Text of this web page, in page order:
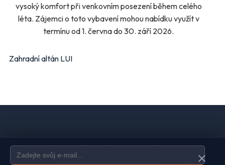
vysoký komfort při venkovním posezení během celého
léta. Zájemci o toto vybavení mohou nabídku využít v
termínu od 1. června do 30. září 2026.
Zahradní altán LUI
DomůOchrana údajůKontaktSpravovat odběr newsletteru
close
Přihlásit k odběru